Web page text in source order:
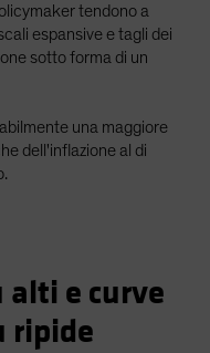
tendono a
espansive e tagli dei
sotto forma di un
una maggiore
dell'inflazione al di
e curve
ripide